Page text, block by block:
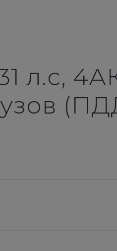
л.с,